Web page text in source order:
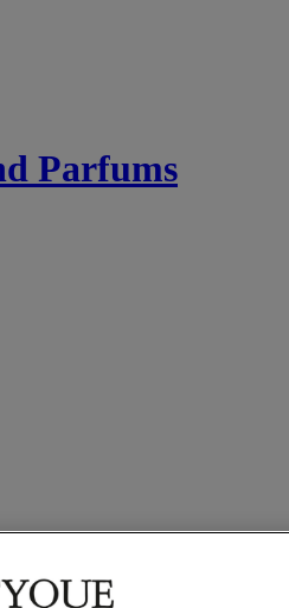
Parfums